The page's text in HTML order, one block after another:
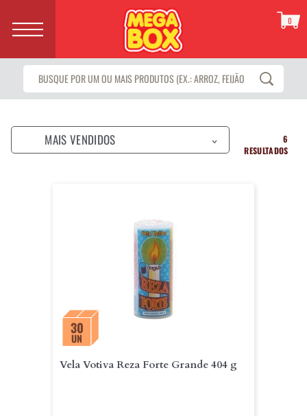
0
MAIS VENDIDOS >
6
RESULTADOS
30
UN
Vela Votiva Reza Forte Grande 404 g